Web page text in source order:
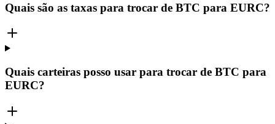
Quais são as taxas para trocar de BTC para EURC?
Quais carteiras posso usar para trocar de BTC para
EURC?